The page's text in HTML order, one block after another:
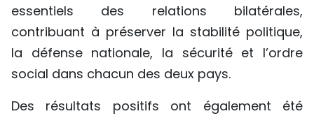
essentiels des relations bilatérales,
contribuant à préserver la stabilité politique,
la défense nationale, la sécurité et l’ordre
social dans chacun des deux pays.
Des résultats positifs ont également été